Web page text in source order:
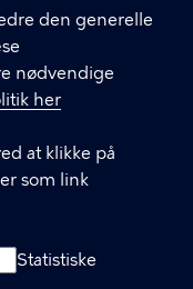
den generelle
nødvendige
her
at klikke på
som link
Statistiske